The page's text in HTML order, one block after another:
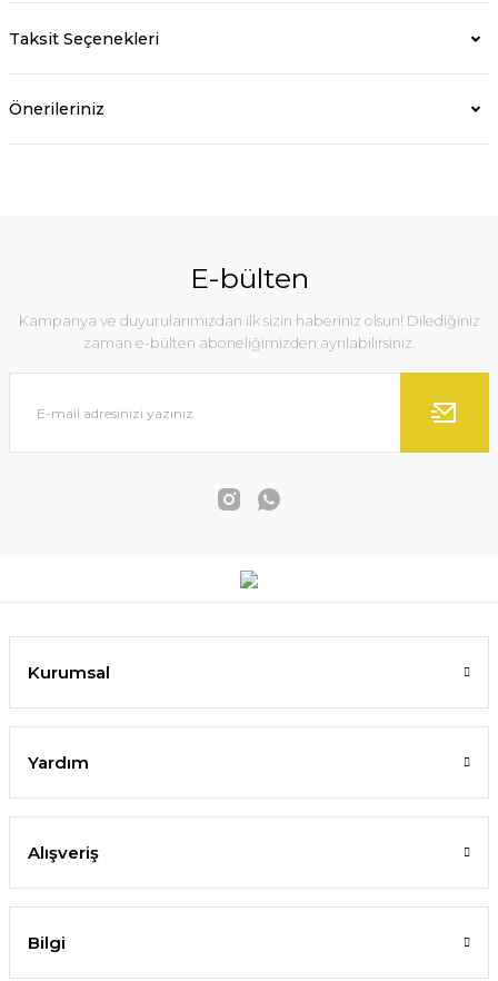
Taksit Seçenekleri
Önerileriniz
E-bülten
Kampanya ve duyurularımızdan ilk sizin haberiniz olsun! Dilediğiniz
zaman e-bülten aboneliğimizden ayrılabilirsiniz.
Kurumsal
Yardım
Alışveriş
Bilgi